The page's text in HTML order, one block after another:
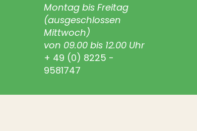
Montag bis Freitag
(ausgeschlossen
Mittwoch)
von 09.00 bis 12.00 Uhr
+ 49 (0) 8225 -
9581747